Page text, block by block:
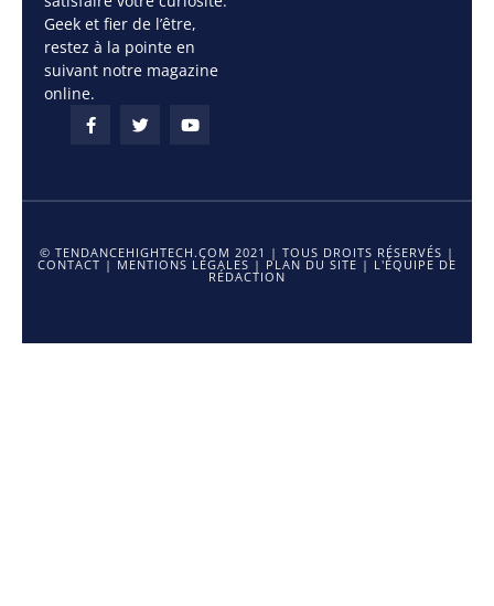
Geek et fier de l’être,
restez à la pointe en
suivant notre magazine
online.
© TENDANCEHIGHTECH.COM 2021 | TOUS DROITS RÉSERVÉS |
CONTACT | MENTIONS LÉGALES | PLAN DU SITE | L'ÉQUIPE DE
RÉDACTION